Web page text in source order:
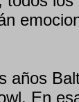
años
En